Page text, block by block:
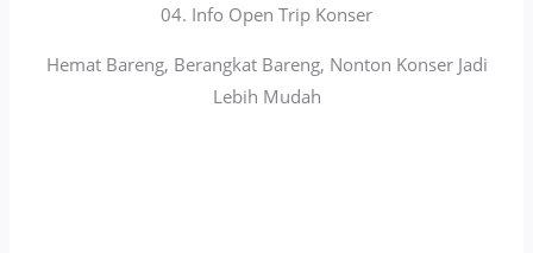
04. Info Open Trip Konser
Hemat Bareng, Berangkat Bareng, Nonton Konser Jadi
Lebih Mudah